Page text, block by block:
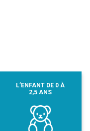
L’ENFANT DE 0 À
2,5 ANS